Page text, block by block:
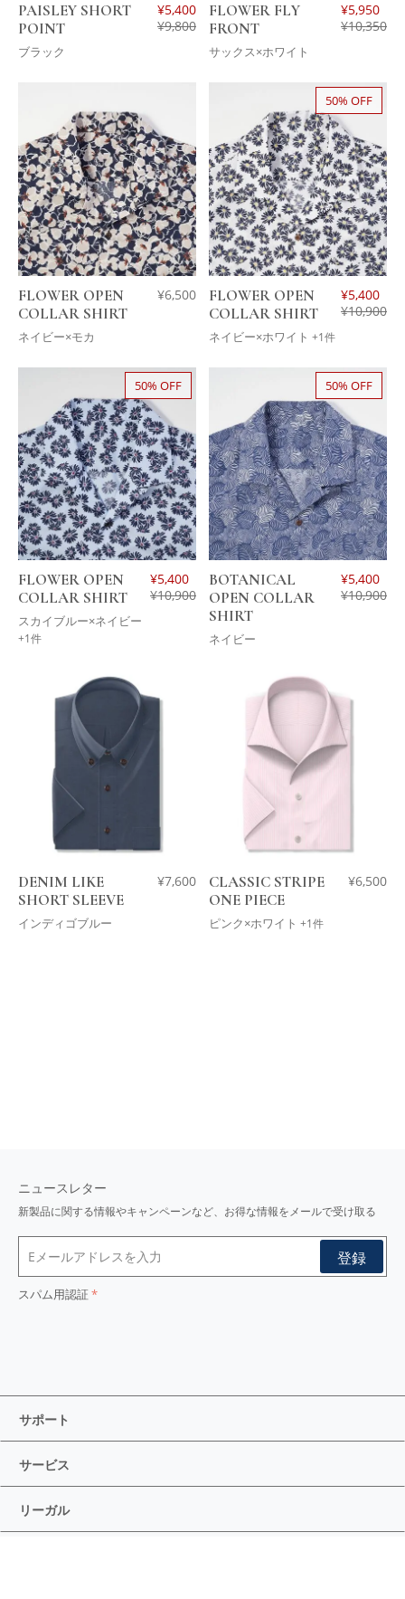
PAISLEY SHORT
POINT
ブラック
¥5,400
¥9,800
FLOWER FLY
FRONT
サックス×ホワイト
¥5,950
¥10,350
FLOWER OPEN
COLLAR SHIRT
ネイビー×モカ
¥6,500
50% OFF
FLOWER OPEN
COLLAR SHIRT
ネイビー×ホワイト +1件
¥5,400
¥10,900
50% OFF
FLOWER OPEN
COLLAR SHIRT
スカイブルー×ネイビー
+1件
¥5,400
¥10,900
50% OFF
BOTANICAL
OPEN COLLAR
SHIRT
ネイビー
¥5,400
¥10,900
DENIM LIKE
SHORT SLEEVE
インディゴブルー
¥7,600
CLASSIC STRIPE
ONE PIECE
ピンク×ホワイト +1件
¥6,500
ニュースレター
新製品に関する情報やキャンペーンなど、お得な情報をメールで受け取る
スパム用認証
サポート
サービス
リーガル